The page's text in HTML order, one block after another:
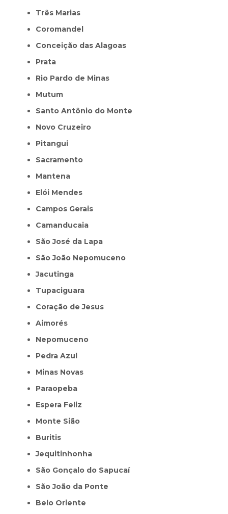
Três Marias
Coromandel
Conceição das Alagoas
Prata
Rio Pardo de Minas
Mutum
Santo Antônio do Monte
Novo Cruzeiro
Pitangui
Sacramento
Mantena
Elói Mendes
Campos Gerais
Camanducaia
São José da Lapa
São João Nepomuceno
Jacutinga
Tupaciguara
Coração de Jesus
Aimorés
Nepomuceno
Pedra Azul
Minas Novas
Paraopeba
Espera Feliz
Monte Sião
Buritis
Jequitinhonha
São Gonçalo do Sapucaí
São João da Ponte
Belo Oriente